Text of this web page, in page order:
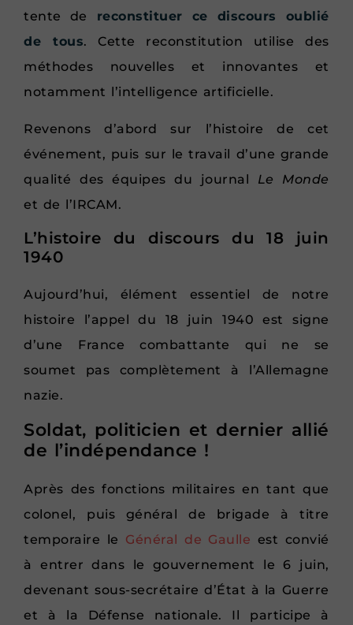
tente de reconstituer ce discours oublié
de tous. Cette reconstitution utilise des
méthodes nouvelles et innovantes et
notamment l’intelligence artificielle.
Revenons d’abord sur l’histoire de cet
événement, puis sur le travail d’une grande
qualité des équipes du journal Le Monde
et de l’IRCAM.
L’histoire du discours du 18 juin
1940
Aujourd’hui, élément essentiel de notre
histoire l’appel du 18 juin 1940 est signe
d’une France combattante qui ne se
soumet pas complètement à l’Allemagne
nazie.
Soldat, politicien et dernier allié
de l’indépendance !
Après des fonctions militaires en tant que
colonel, puis général de brigade à titre
temporaire le Général de Gaulle est convié
à entrer dans le gouvernement le 6 juin,
devenant sous-secrétaire d’État à la Guerre
et à la Défense nationale. Il participe à